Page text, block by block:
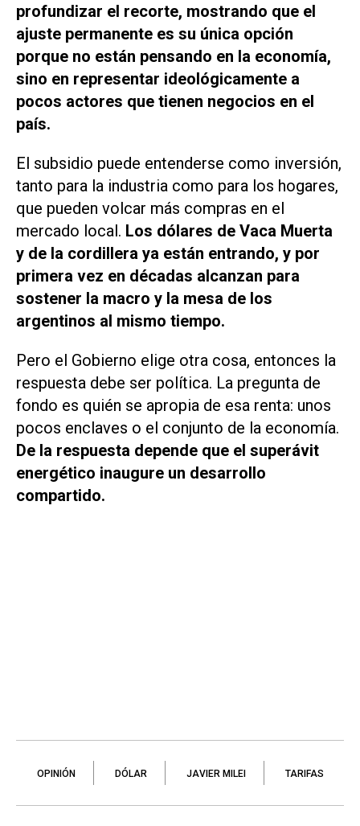
profundizar el recorte, mostrando que el
ajuste permanente es su única opción
porque no están pensando en la economía,
sino en representar ideológicamente a
pocos actores que tienen negocios en el
país.
El subsidio puede entenderse como inversión,
tanto para la industria como para los hogares,
que pueden volcar más compras en el
mercado local. Los dólares de Vaca Muerta
y de la cordillera ya están entrando, y por
primera vez en décadas alcanzan para
sostener la macro y la mesa de los
argentinos al mismo tiempo.
Pero el Gobierno elige otra cosa, entonces la
respuesta debe ser política. La pregunta de
fondo es quién se apropia de esa renta: unos
pocos enclaves o el conjunto de la economía.
De la respuesta depende que el superávit
energético inaugure un desarrollo
compartido.
OPINIÓN DÓLAR JAVIER MILEI TARIFAS